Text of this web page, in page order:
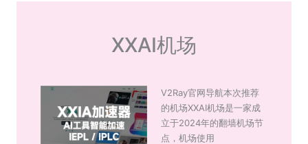
XXAI机场
V2Ray官网导航本次推荐
的机场XXAI机场是一家成
立于2024年的翻墙机场节
点，机场使用